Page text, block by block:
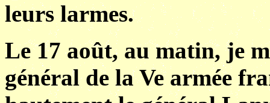
leurs larmes.
Le 17 août, au matin, je
général de la Ve armée